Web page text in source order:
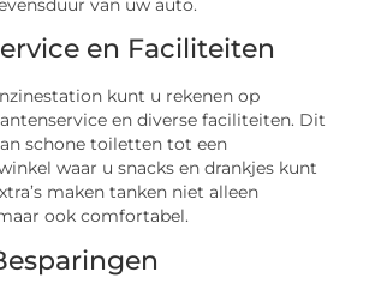
van uw auto.
en Faciliteiten
kunt u rekenen op
en diverse faciliteiten. Dit
schone toiletten tot een
waar u snacks en drankjes kunt
maken tanken niet alleen
ook comfortabel.